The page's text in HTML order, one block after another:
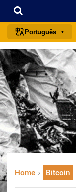
Português
português
english
español
français
italiano
deutsch
日本語
русский
Home Bitcoin